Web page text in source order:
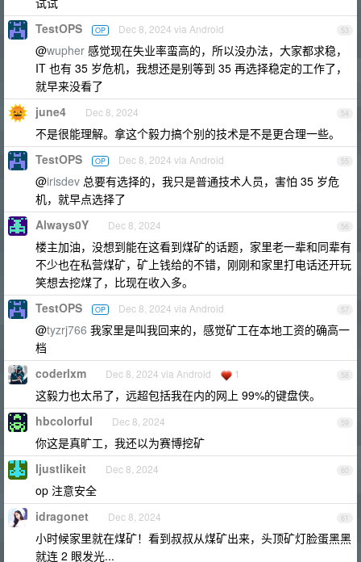
53
TestOPS OP Dec 8, 2024 via Android
@wupher 感觉现在失业率蛮高的，所以没办法，大家都求稳，
IT 也有 35 岁危机，我想还是别等到 35 再选择稳定的工作了，
就早来没看了
54
june4 Dec 8, 2024
不是很能理解。拿这个毅力搞个别的技术是不是更合理一些。
55
TestOPS OP Dec 8, 2024 via Android
@irisdev 总要有选择的，我只是普通技术人员，害怕 35 岁危
机，就早点选择了
56
Always0Y Dec 8, 2024
楼主加油，没想到能在这看到煤矿的话题，家里老一辈和同辈有
不少也在私营煤矿，矿上钱给的不错，刚刚和家里打电话还开玩
笑想去挖煤了，比现在收入多。
57
TestOPS OP Dec 8, 2024 via Android
@tyzrj766 我家里是叫我回来的，感觉矿工在本地工资的确高一
档
58
coderlxm Dec 8, 2024 via Android 1
这毅力也太吊了，远超包括我在内的网上 99%的键盘侠。
59
hbcolorful Dec 8, 2024
你这是真旷工，我还以为赛博挖矿
60
Ijustlikeit Dec 8, 2024
op 注意安全
61
idragonet Dec 8, 2024
小时候家里就在煤矿！看到叔叔从煤矿出来，头顶矿灯脸蛋黑黑
就连 2 眼发光...